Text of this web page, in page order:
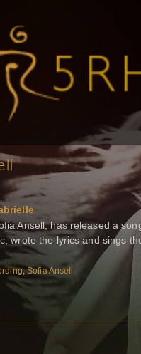
Ansell, has released a
wrote the lyrics and sings
,Sofia Ansell